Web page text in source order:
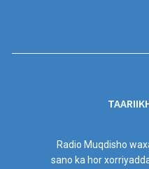
Radio Muqdisho
sano ka hor